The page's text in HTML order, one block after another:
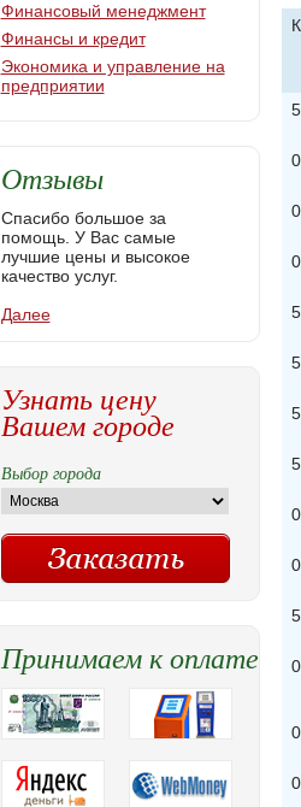
Финансовый менеджмент
Финансы и кредит
Экономика и управление на
предприятии
Отзывы
Спасибо большое за
помощь. У Вас самые
лучшие цены и высокое
качество услуг.
Далее
Узнать цену
Вашем городе
Выбор города
Принимаем к оплате